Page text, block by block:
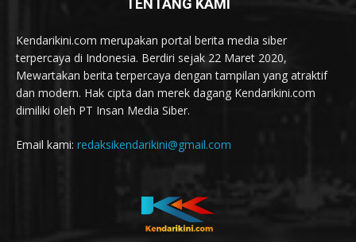
TENTANG KAMI
Kendarikini.com merupakan portal berita media siber
terpercaya di Indonesia. Berdiri sejak 22 Maret 2020,
Mewartakan berita terpercaya dengan tampilan yang atraktif
dan modern. Hak cipta dan merek dagang Kendarikini.com
dimiliki oleh PT Insan Media Siber.
Email kami: redaksikendarikini@gmail.com